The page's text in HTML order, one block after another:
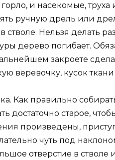
и насекомые,
ручную дрель или
стволе. Нельзя делать
дерево погибает.
закроете
веревочку, кусок
Как правильно
достаточно старое,
произведены,
чуть под
отверстие в стволе